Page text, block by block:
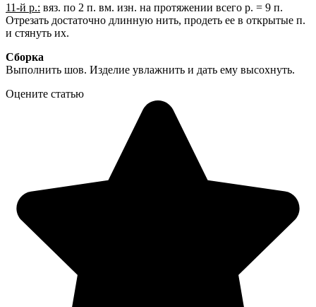
11-й р.: вяз. по 2 п. вм. изн. на протяжении всего р. = 9 п.
Отрезать достаточно длинную нить, продеть ее в открытые п.
и стянуть их.
Сборка
Выполнить шов. Изделие увлажнить и дать ему высохнуть.
Оцените статью